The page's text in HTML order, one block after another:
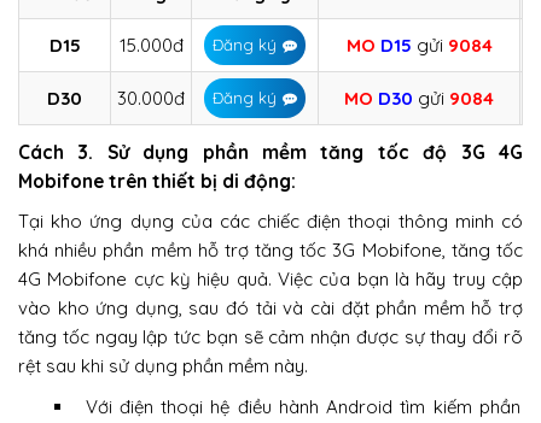
D15 15.000đ Đăng ký MO D15 gửi 9084
D30 30.000đ Đăng ký MO D30 gửi 9084
Cách 3. Sử dụng phần mềm tăng tốc độ 3G 4G
Mobifone trên thiết bị di động:
Tại kho ứng dụng của các chiếc điện thoại thông minh có
khá nhiều phần mềm hỗ trợ tăng tốc 3G Mobifone, tăng tốc
4G Mobifone cực kỳ hiệu quả. Việc của bạn là hãy truy cập
vào kho ứng dụng, sau đó tải và cài đặt phần mềm hỗ trợ
tăng tốc ngay lập tức bạn sẽ cảm nhận được sự thay đổi rõ
rệt sau khi sử dụng phần mềm này.
Với điện thoại hệ điều hành Android tìm kiếm phần